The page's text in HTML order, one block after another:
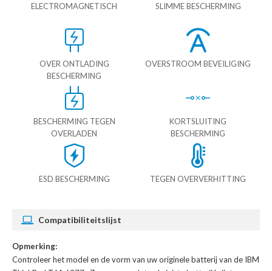
ELECTROMAGNETISCH SLIMME BESCHERMING
OVER ONTLADING
BESCHERMING
OVERSTROOM BEVEILIGING
BESCHERMING TEGEN
OVERLADEN
KORTSLUITING
BESCHERMING
ESD BESCHERMING TEGEN OVERVERHITTING
Compatibiliteitslijst
Opmerking:
Controleer het model en de vorm van uw originele batterij van de IBM